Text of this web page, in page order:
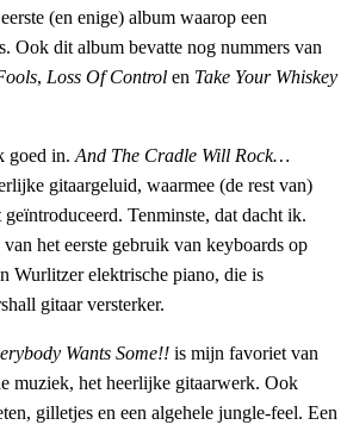
(en enige) album waarop een
Ook dit album bevatte nog nummers van
, Loss Of Control en Take Your Whiskey
goed in. And The Cradle Will Rock…
gitaargeluid, waarmee (de rest van)
Tenminste, dat dacht ik.
het eerste gebruik van keyboards op
Wurlitzer elektrische piano, die is
gitaar versterker.
Wants Some!! is mijn favoriet van
muziek, het heerlijke gitaarwerk. Ook
gilletjes en een algehele jungle-feel. Een